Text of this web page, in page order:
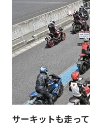
サーキットも走っ